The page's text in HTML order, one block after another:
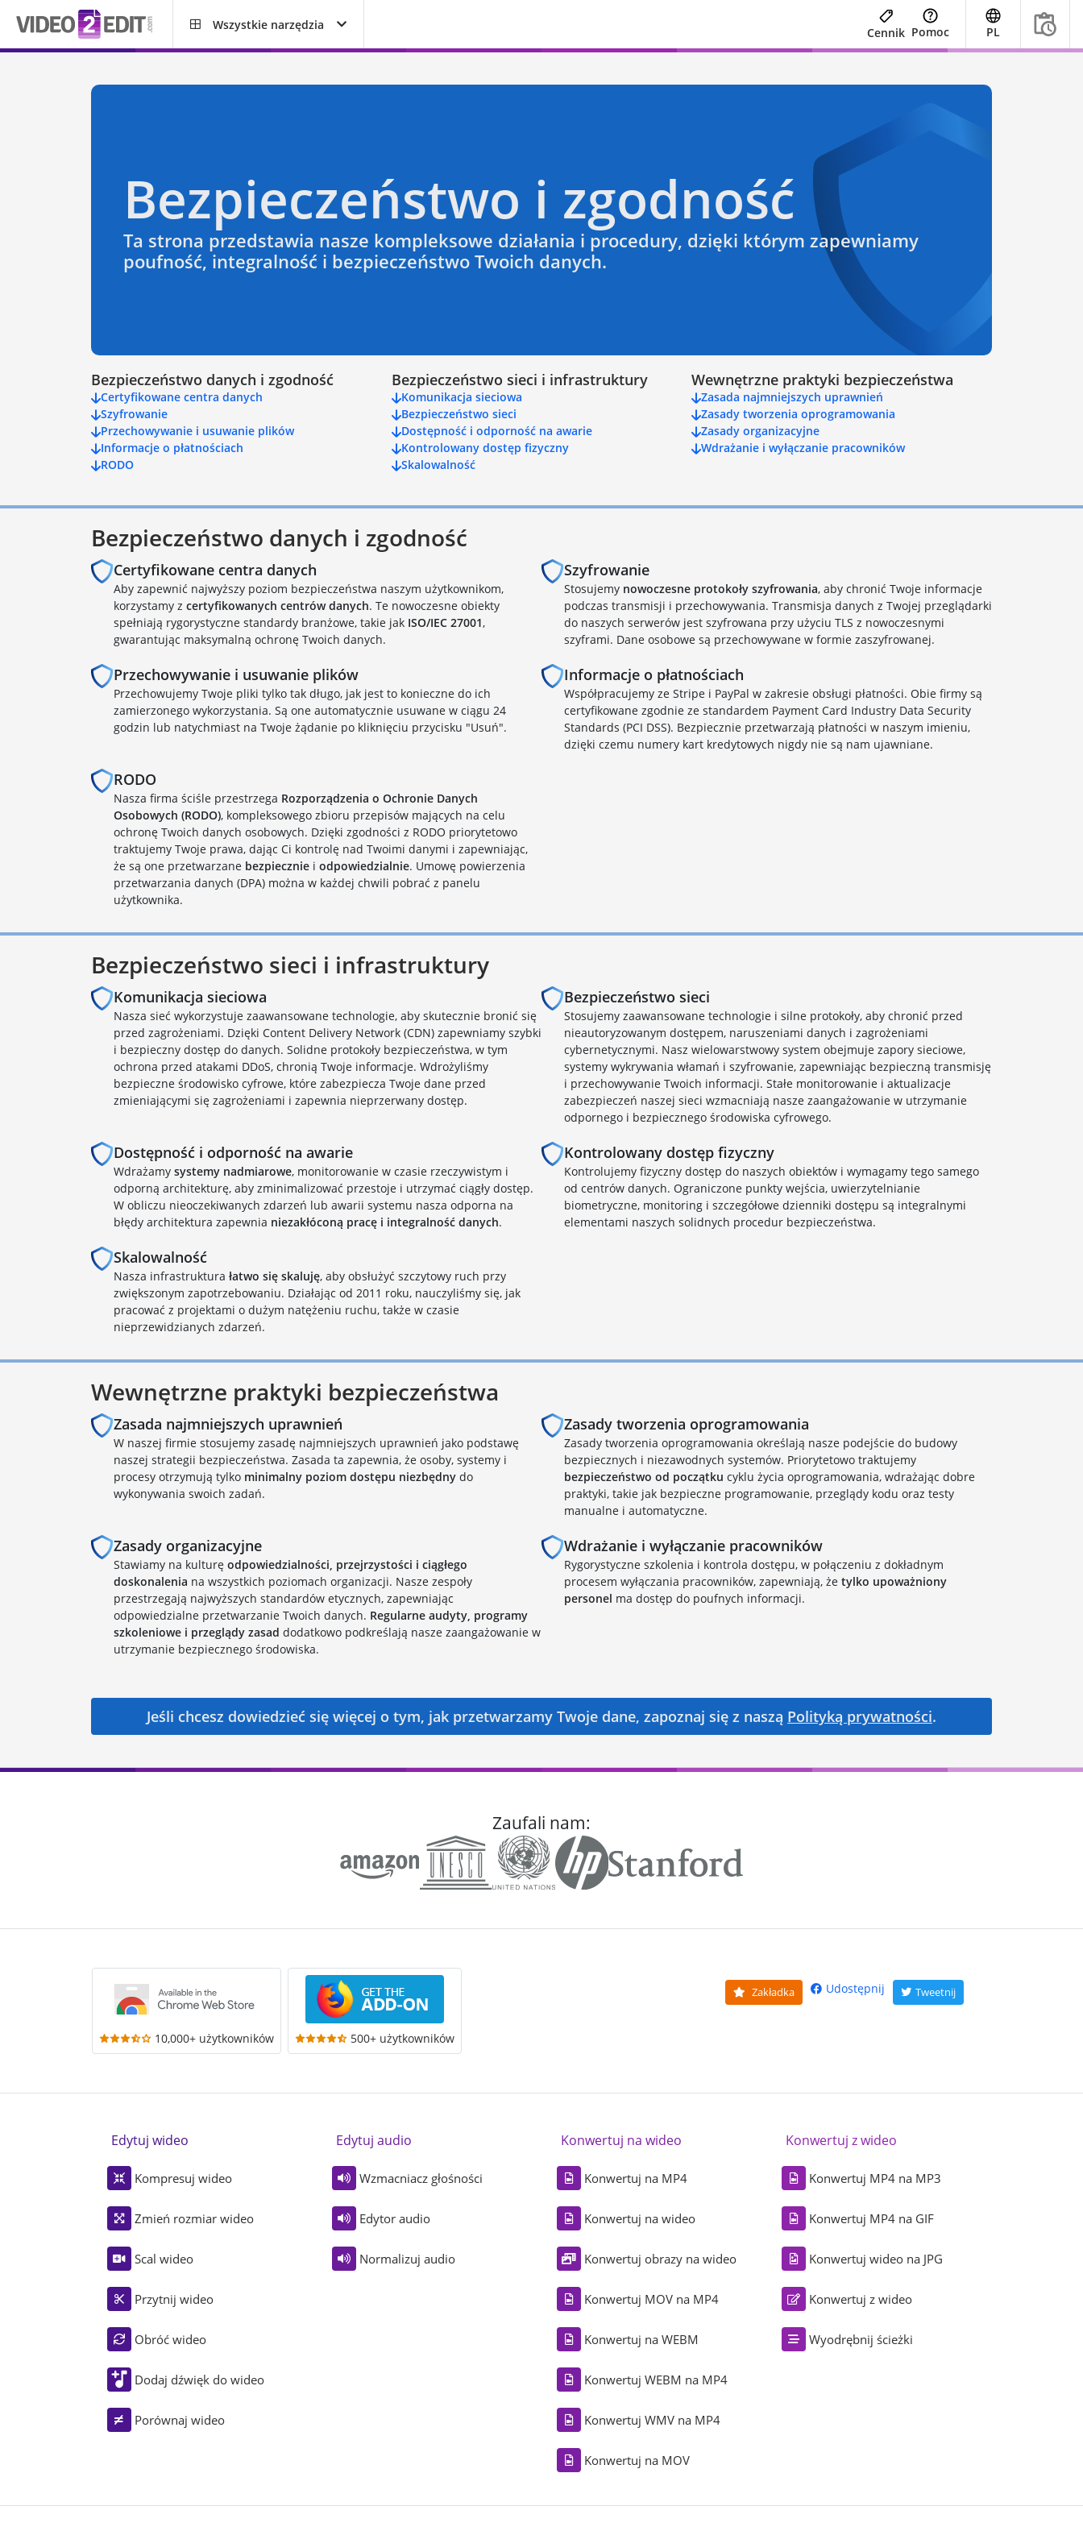
Wszystkie narzędzia
Cennik Pomoc PL
Bezpieczeństwo i zgodność
Ta strona przedstawia nasze kompleksowe działania i procedury, dzięki którym zapewniamy
poufność, integralność i bezpieczeństwo Twoich danych.
Bezpieczeństwo danych i zgodność
Certyfikowane centra danych
Szyfrowanie
Przechowywanie i usuwanie plików
Informacje o płatnościach
RODO
Bezpieczeństwo sieci i infrastruktury
Komunikacja sieciowa
Bezpieczeństwo sieci
Dostępność i odporność na awarie
Kontrolowany dostęp fizyczny
Skalowalność
Wewnętrzne praktyki bezpieczeństwa
Zasada najmniejszych uprawnień
Zasady tworzenia oprogramowania
Zasady organizacyjne
Wdrażanie i wyłączanie pracowników
Bezpieczeństwo danych i zgodność
Certyfikowane centra danych
Aby zapewnić najwyższy poziom bezpieczeństwa naszym użytkownikom,
korzystamy z certyfikowanych centrów danych. Te nowoczesne obiekty
spełniają rygorystyczne standardy branżowe, takie jak ISO/IEC 27001,
gwarantując maksymalną ochronę Twoich danych.
Szyfrowanie
Stosujemy nowoczesne protokoły szyfrowania, aby chronić Twoje informacje
podczas transmisji i przechowywania. Transmisja danych z Twojej przeglądarki
do naszych serwerów jest szyfrowana przy użyciu TLS z nowoczesnymi
szyframi. Dane osobowe są przechowywane w formie zaszyfrowanej.
Przechowywanie i usuwanie plików
Przechowujemy Twoje pliki tylko tak długo, jak jest to konieczne do ich
zamierzonego wykorzystania. Są one automatycznie usuwane w ciągu 24
godzin lub natychmiast na Twoje żądanie po kliknięciu przycisku "Usuń".
Informacje o płatnościach
Współpracujemy ze Stripe i PayPal w zakresie obsługi płatności. Obie firmy są
certyfikowane zgodnie ze standardem Payment Card Industry Data Security
Standards (PCI DSS). Bezpiecznie przetwarzają płatności w naszym imieniu,
dzięki czemu numery kart kredytowych nigdy nie są nam ujawniane.
RODO
Nasza firma ściśle przestrzega Rozporządzenia o Ochronie Danych
Osobowych (RODO), kompleksowego zbioru przepisów mających na celu
ochronę Twoich danych osobowych. Dzięki zgodności z RODO priorytetowo
traktujemy Twoje prawa, dając Ci kontrolę nad Twoimi danymi i zapewniając,
że są one przetwarzane bezpiecznie i odpowiedzialnie. Umowę powierzenia
przetwarzania danych (DPA) można w każdej chwili pobrać z panelu
użytkownika.
Bezpieczeństwo sieci i infrastruktury
Komunikacja sieciowa
Nasza sieć wykorzystuje zaawansowane technologie, aby skutecznie bronić się
przed zagrożeniami. Dzięki Content Delivery Network (CDN) zapewniamy szybki
i bezpieczny dostęp do danych. Solidne protokoły bezpieczeństwa, w tym
ochrona przed atakami DDoS, chronią Twoje informacje. Wdrożyliśmy
bezpieczne środowisko cyfrowe, które zabezpiecza Twoje dane przed
zmieniającymi się zagrożeniami i zapewnia nieprzerwany dostęp.
Bezpieczeństwo sieci
Stosujemy zaawansowane technologie i silne protokoły, aby chronić przed
nieautoryzowanym dostępem, naruszeniami danych i zagrożeniami
cybernetycznymi. Nasz wielowarstwowy system obejmuje zapory sieciowe,
systemy wykrywania włamań i szyfrowanie, zapewniając bezpieczną transmisję
i przechowywanie Twoich informacji. Stałe monitorowanie i aktualizacje
zabezpieczeń naszej sieci wzmacniają nasze zaangażowanie w utrzymanie
odpornego i bezpiecznego środowiska cyfrowego.
Dostępność i odporność na awarie
Wdrażamy systemy nadmiarowe, monitorowanie w czasie rzeczywistym i
odporną architekturę, aby zminimalizować przestoje i utrzymać ciągły dostęp.
W obliczu nieoczekiwanych zdarzeń lub awarii systemu nasza odporna na
błędy architektura zapewnia niezakłóconą pracę i integralność danych.
Kontrolowany dostęp fizyczny
Kontrolujemy fizyczny dostęp do naszych obiektów i wymagamy tego samego
od centrów danych. Ograniczone punkty wejścia, uwierzytelnianie
biometryczne, monitoring i szczegółowe dzienniki dostępu są integralnymi
elementami naszych solidnych procedur bezpieczeństwa.
Skalowalność
Nasza infrastruktura łatwo się skaluję, aby obsłużyć szczytowy ruch przy
zwiększonym zapotrzebowaniu. Działając od 2011 roku, nauczyliśmy się, jak
pracować z projektami o dużym natężeniu ruchu, także w czasie
nieprzewidzianych zdarzeń.
Wewnętrzne praktyki bezpieczeństwa
Zasada najmniejszych uprawnień
W naszej firmie stosujemy zasadę najmniejszych uprawnień jako podstawę
naszej strategii bezpieczeństwa. Zasada ta zapewnia, że osoby, systemy i
procesy otrzymują tylko minimalny poziom dostępu niezbędny do
wykonywania swoich zadań.
Zasady tworzenia oprogramowania
Zasady tworzenia oprogramowania określają nasze podejście do budowy
bezpiecznych i niezawodnych systemów. Priorytetowo traktujemy
bezpieczeństwo od początku cyklu życia oprogramowania, wdrażając dobre
praktyki, takie jak bezpieczne programowanie, przeglądy kodu oraz testy
manualne i automatyczne.
Zasady organizacyjne
Stawiamy na kulturę odpowiedzialności, przejrzystości i ciągłego
doskonalenia na wszystkich poziomach organizacji. Nasze zespoły
przestrzegają najwyższych standardów etycznych, zapewniając
odpowiedzialne przetwarzanie Twoich danych. Regularne audyty, programy
szkoleniowe i przeglądy zasad dodatkowo podkreślają nasze zaangażowanie w
utrzymanie bezpiecznego środowiska.
Wdrażanie i wyłączanie pracowników
Rygorystyczne szkolenia i kontrola dostępu, w połączeniu z dokładnym
procesem wyłączania pracowników, zapewniają, że tylko upoważniony
personel ma dostęp do poufnych informacji.
Jeśli chcesz dowiedzieć się więcej o tym, jak przetwarzamy Twoje dane, zapoznaj się z naszą Polityką prywatności.
Zaufali nam:
10,000+ użytkowników 500+ użytkowników
Zakładka Udostępnij Tweetnij
Edytuj wideo
Kompresuj wideo
Zmień rozmiar wideo
Scal wideo
Przytnij wideo
Obróć wideo
Dodaj dźwięk do wideo
Porównaj wideo
Edytuj audio
Wzmacniacz głośności
Edytor audio
Normalizuj audio
Konwertuj na wideo
Konwertuj na MP4
Konwertuj na wideo
Konwertuj obrazy na wideo
Konwertuj MOV na MP4
Konwertuj na WEBM
Konwertuj WEBM na MP4
Konwertuj WMV na MP4
Konwertuj na MOV
Konwertuj z wideo
Konwertuj MP4 na MP3
Konwertuj MP4 na GIF
Konwertuj wideo na JPG
Konwertuj z wideo
Wyodrębnij ścieżki